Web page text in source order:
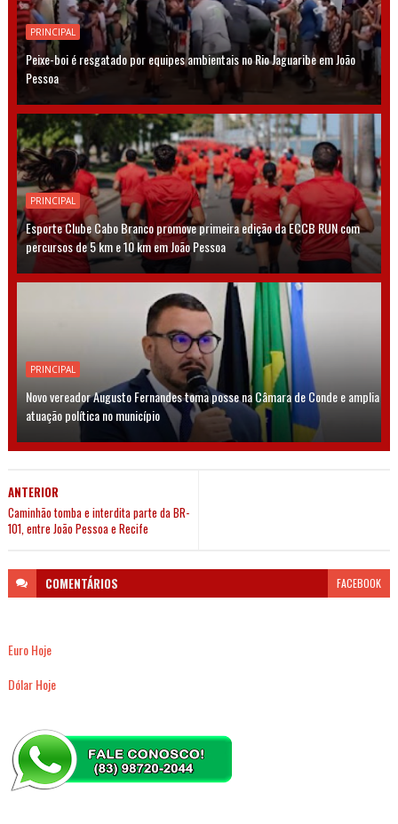
PRINCIPAL
Peixe-boi é resgatado por equipes ambientais no Rio Jaguaribe em João
Pessoa
PRINCIPAL
Esporte Clube Cabo Branco promove primeira edição da ECCB RUN com
percursos de 5 km e 10 km em João Pessoa
PRINCIPAL
Novo vereador Augusto Fernandes toma posse na Câmara de Conde e amplia
atuação política no município
ANTERIOR
Caminhão tomba e interdita parte da BR-
101, entre João Pessoa e Recife
COMENTÁRIOS FACEBOOK
Euro Hoje
Dólar Hoje